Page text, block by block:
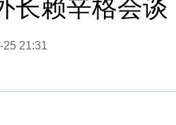
长赖辛格会谈
25 21:31